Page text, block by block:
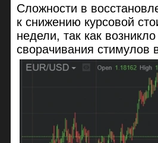
Сложности в
к снижению курсовой
недели, так как
сворачивания стимулов